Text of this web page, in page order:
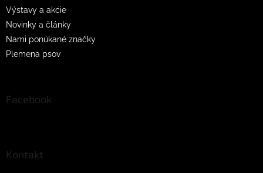
Výstavy a akcie
Novinky a články
Nami ponúkané značky
Plemena psov
Facebook
Kontakt